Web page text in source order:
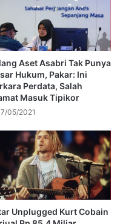
Aset Asabri Tak Punya
Hukum, Pakar: Ini
Perdata, Salah
Masuk Tipikor
05/2021
Unplugged Kurt Cobain